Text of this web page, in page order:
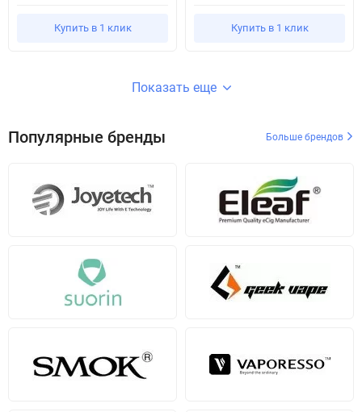
Купить в 1 клик Купить в 1 клик
Показать еще
Популярные бренды Больше брендов